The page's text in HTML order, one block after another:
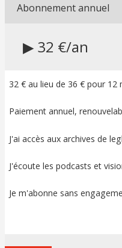
Abonnement annuel
▶ 32 €/an
32 € au lieu de 36 € pour 12
Paiement annuel,
J'ai accès aux archives de
J'écoute les podcasts et
Je m'abonne sans